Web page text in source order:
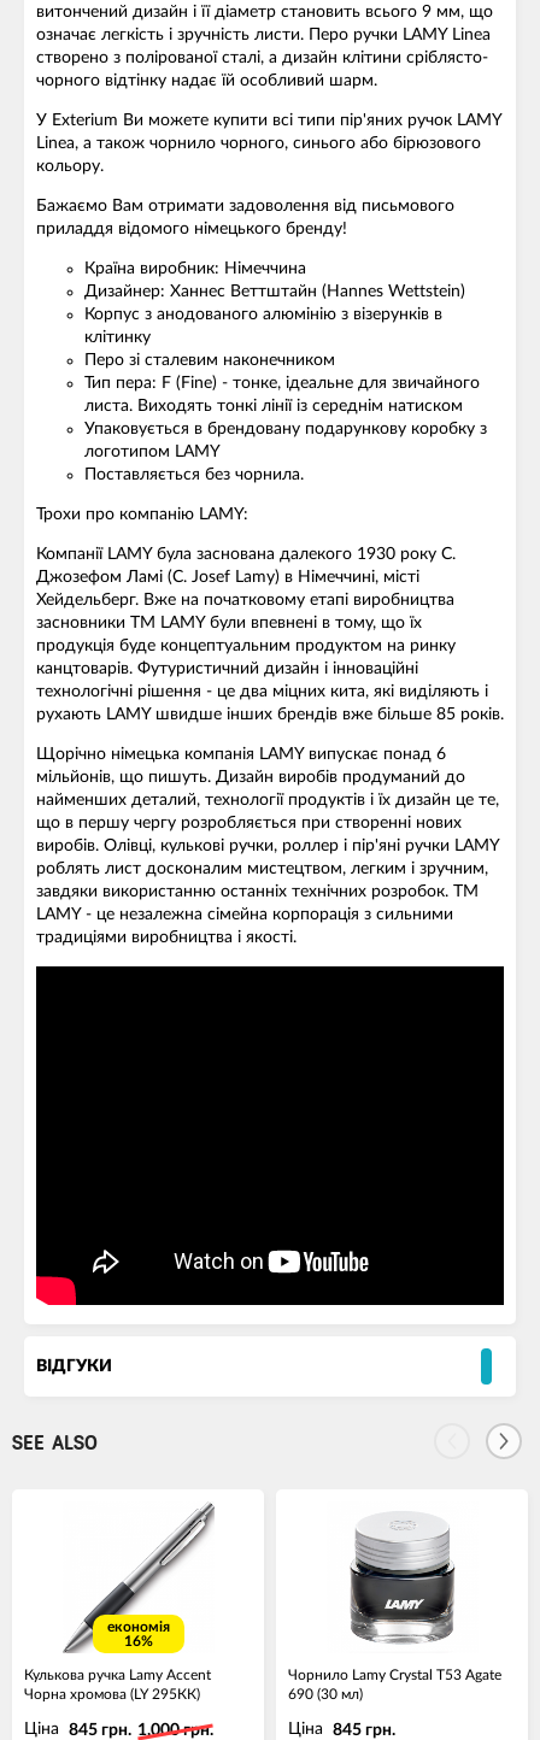
витончений дизайн і її діаметр становить всього 9 мм, що
означає легкість і зручність листи. Перо ручки LAMY Linea
створено з полірованої сталі, а дизайн клітини сріблясто-
чорного відтінку надає їй особливий шарм.
У Exterium Ви можете купити всі типи пір'яних ручок LAMY
Linea, а також чорнило чорного, синього або бірюзового
кольору.
Бажаємо Вам отримати задоволення від письмового
приладдя відомого німецького бренду!
Країна виробник: Німеччина
Дизайнер: Ханнес Веттштайн (Hannes Wettstein)
Корпус з анодованого алюмінію з візерунків в
клітинку
Перо зі сталевим наконечником
Тип пера: F (Fine) - тонке, ідеальне для звичайного
листа. Виходять тонкі лінії із середнім натиском
Упаковується в брендовану подарункову коробку з
логотипом LAMY
Поставляється без чорнила.
Трохи про компанію LAMY:
Компанії LAMY була заснована далекого 1930 року С.
Джозефом Ламі (C. Josef Lamy) в Німеччині, місті
Хейдельберг. Вже на початковому етапі виробництва
засновники ТМ LAMY були впевнені в тому, що їх
продукція буде концептуальним продуктом на ринку
канцтоварів. Футуристичний дизайн і інноваційні
технологічні рішення - це два міцних кита, які виділяють і
рухають LAMY швидше інших брендів вже більше 85 років.
Щорічно німецька компанія LAMY випускає понад 6
мільйонів, що пишуть. Дизайн виробів продуманий до
найменших деталий, технології продуктів і їх дизайн це те,
що в першу чергу розробляється при створенні нових
виробів. Олівці, кулькові ручки, роллер і пір'яні ручки LAMY
роблять лист досконалим мистецтвом, легким і зручним,
завдяки використанню останніх технічних розробок. ТМ
LAMY - це незалежна сімейна корпорація з сильними
традиціями виробництва і якості.
ВІДГУКИ
SEE ALSO
економія
16%
Кулькова ручка Lamy Accent
Чорна хромова (LY 295КК)
Ціна 845 грн. 1,000 грн.
Чорнило Lamy Crystal T53 Agate
690 (30 мл)
Ціна 845 грн.